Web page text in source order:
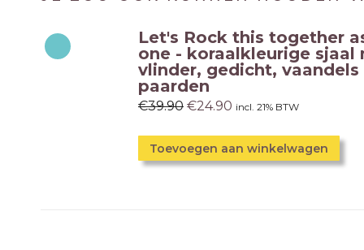
Let's Rock this together
one - koraalkleurige sjaal
vlinder, gedicht, vaandels
paarden
€39.90 €24.90 incl. 21% BTW
Toevoegen aan winkelwagen